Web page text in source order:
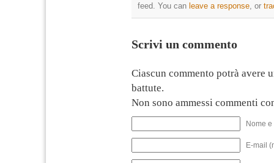
feed. You can leave a response , or
Scrivi un commento
Ciascun commento potrà avere
battute.
Non sono ammessi commenti
Nome
E-mail